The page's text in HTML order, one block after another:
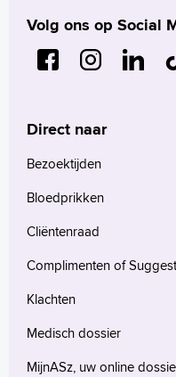
Volg ons op Social
Direct naar
Bezoektijden
Bloedprikken
Cliëntenraad
Complimenten of
Klachten
Medisch dossier
MijnASz, uw online